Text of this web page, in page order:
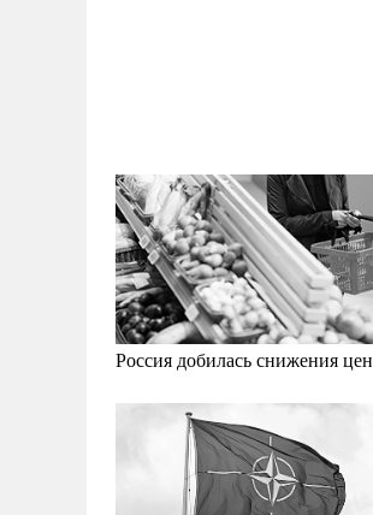
Россия добилась снижения цен